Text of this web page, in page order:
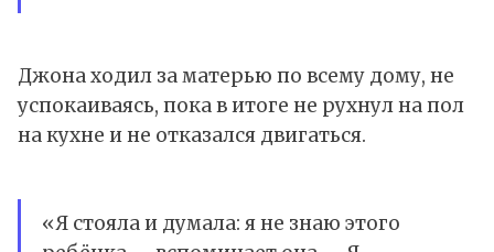
Джона ходил за матерью по всему дому, не
успокаиваясь, пока в итоге не рухнул на пол
на кухне и не отказался двигаться.
«Я стояла и думала: я не знаю этого